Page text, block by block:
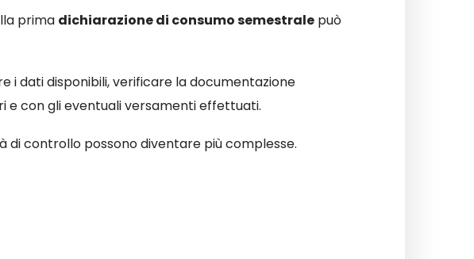
prima dichiarazione di consumo semestrale può
i dati disponibili, verificare la documentazione
e con gli eventuali versamenti effettuati.
controllo possono diventare più complesse.